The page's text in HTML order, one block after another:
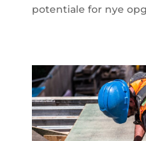
potentiale for nye